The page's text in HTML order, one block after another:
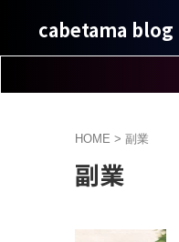
cabetama blog
HOME > 副業
副業